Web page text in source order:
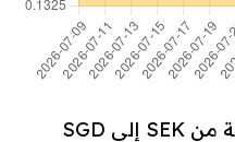
خلال هذه الفترة، أصغر قيمة من SEK إلى SGD